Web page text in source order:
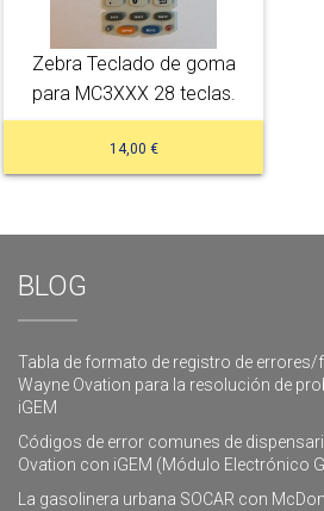
Zebra Teclado de goma
para MC3XXX 28 teclas.
14,00 €
BLOG
Tabla de formato de registro de
Wayne Ovation para la resolución de
iGEM
Códigos de error comunes de
Ovation con iGEM (Módulo Electrónico
La gasolinera urbana SOCAR con